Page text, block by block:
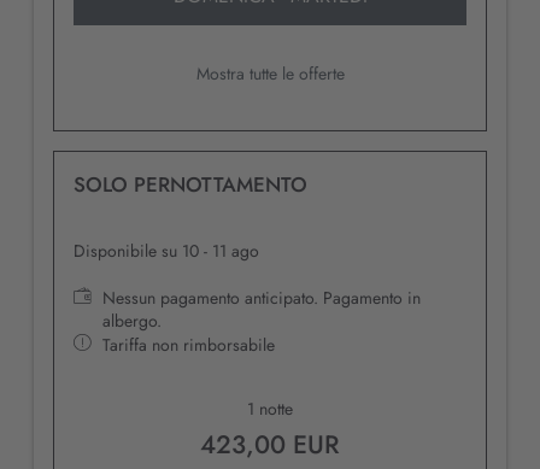
Mostra tutte le offerte
SOLO PERNOTTAMENTO
Disponibile su 10 - 11 ago
Nessun pagamento anticipato. Pagamento in
albergo.
Tariffa non rimborsabile
1 notte
423,00 EUR